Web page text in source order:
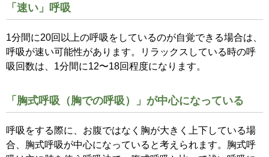
「速い」呼吸
1分間に20回以上の呼吸をしているのが自覚できる場合は、
呼吸が速い可能性があります。
リラックスしている時の呼
吸回数は、1分間に12〜18回程度になります。
「胸式呼吸（胸での呼吸）」が中心になっている
呼吸をする際に、お腹ではなく胸が大きく上下している場
合、胸式呼吸が中心になっていると考えられます。 胸式呼